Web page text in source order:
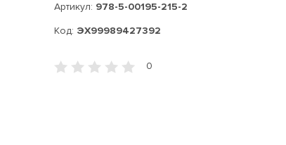
Артикул: 978-5-00195-215-2
Код: ЭХ99989427392
0